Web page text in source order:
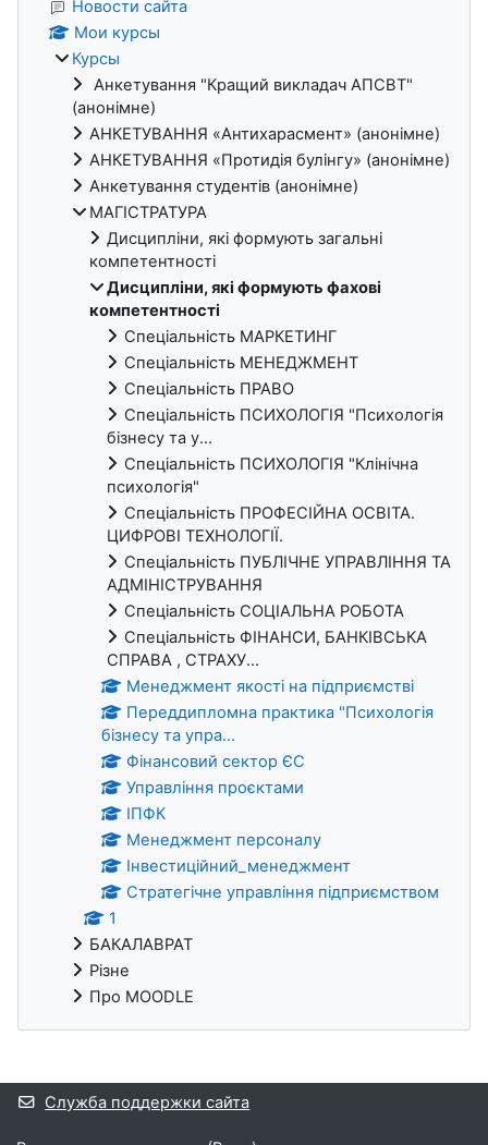
Новости сайта
Мои курсы
Курсы
Анкетування "Кращий викладач АПСВТ"
(анонімне)
АНКЕТУВАННЯ «Антихарасмент» (анонімне)
АНКЕТУВАННЯ «Протидія булінгу» (анонімне)
Анкетування студентів (анонімне)
МАГІСТРАТУРА
Дисципліни, які формують загальні
компетентності
Дисципліни, які формують фахові
компетентності
Спеціальність МАРКЕТИНГ
Спеціальність МЕНЕДЖМЕНТ
Спеціальність ПРАВО
Спеціальність ПСИХОЛОГІЯ "Психологія
бізнесу та у...
Спеціальність ПСИХОЛОГІЯ "Клінічна
психологія"
Спеціальність ПРОФЕСІЙНА ОСВІТА.
ЦИФРОВІ ТЕХНОЛОГІЇ.
Спеціальність ПУБЛІЧНЕ УПРАВЛІННЯ ТА
АДМІНІСТРУВАННЯ
Спеціальність СОЦІАЛЬНА РОБОТА
Спеціальність ФІНАНСИ, БАНКІВСЬКА
СПРАВА , СТРАХУ...
Менеджмент якості на підприємстві
Переддипломна практика "Психологія
бізнесу та упра...
Фінансовий сектор ЄС
Управління проєктами
ІПФК
Менеджмент персоналу
Інвестиційний_менеджмент
Стратегічне управління підприємством
1
БАКАЛАВРАТ
Різне
Про MOODLE
Дополнительные блоки
Служба поддержки сайта